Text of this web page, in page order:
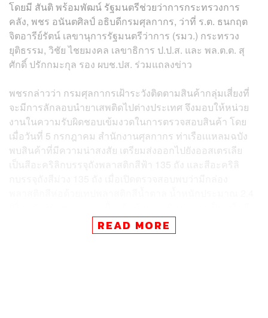
โดยมี สันติ พร้อมพัฒน์ รัฐมนตรีช่วยว่าการกระทรวงการ
คลัง, พชร อนันตศิลป์ อธิบดีกรมศุลกากร, ว่าที่ ร.ต. ธนกฤต
จิตอารีย์รัตน์ เลขานุการรัฐมนตรีว่าการ (รมว.) กระทรวง
ยุติธรรม, วิชัย ไชยมงคล เลขาธิการ ป.ป.ส. และ พล.ต.ต. สุ
ศักดิ์ ปรักกมะกุล รอง ผบช.ปส. ร่วมแถลงข่าว
พชรกล่าวว่า กรมศุลกากรเฝ้าระวังติดตามสินค้ากลุ่มเสี่ยงที่
จะมีการลักลอบนำยาเสพติดไปต่างประเทศ จึงมอบให้หน่วย
งานในความรับผิดชอบเข้มงวดในการตรวจสอบสินค้า โดย
เมื่อวันที่ 5 กรกฎาคม สำนักงานศุลกากร ท่าเรือเแหลมฉบัง
พบสินค้าที่มีความน่าสงสัย เตรียมส่งออกไปยังออสเตรเลีย
เป็นสีอะคริลิกบรรจุถังพลาสติกสีฟ้า 135 ถัง และสีอะคริลิ
134 หีบห่อ น้ำหนัก 314.63 กิโลกรัม มูลค่าประมาณ 943.89
ล้านบาท ซึ่งจะนำหลักฐานและผู้ต้องหาไปดำเนินคดีต่อไป
READ MORE